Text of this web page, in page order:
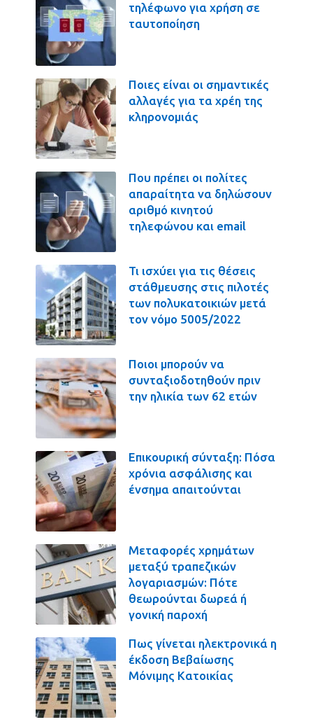
τηλέφωνο για χρήση σε
ταυτοποίηση
Ποιες είναι οι σημαντικές
αλλαγές για τα χρέη της
κληρονομιάς
Που πρέπει οι πολίτες
απαραίτητα να δηλώσουν
αριθμό κινητού
τηλεφώνου και email
Τι ισχύει για τις θέσεις
στάθμευσης στις πιλοτές
των πολυκατοικιών μετά
τον νόμο 5005/2022
Ποιοι μπορούν να
συνταξιοδοτηθούν πριν
την ηλικία των 62 ετών
Επικουρική σύνταξη: Πόσα
χρόνια ασφάλισης και
ένσημα απαιτούνται
Μεταφορές χρημάτων
μεταξύ τραπεζικών
λογαριασμών: Πότε
θεωρούνται δωρεά ή
γονική παροχή
Πως γίνεται ηλεκτρονικά η
έκδοση Βεβαίωσης
Μόνιμης Κατοικίας